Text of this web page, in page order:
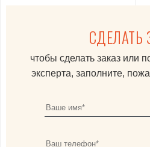
СДЕЛАТЬ
чтобы сделать заказ или
эксперта, заполните,